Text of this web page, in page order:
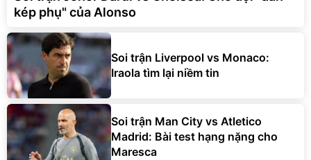
kép phụ" của Alonso
Soi trận Liverpool vs Monaco:
Iraola tìm lại niềm tin
Soi trận Man City vs Atletico
Madrid: Bài test hạng nặng cho
Maresca